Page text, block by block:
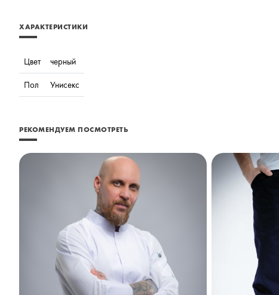
ХАРАКТЕРИСТИКИ
Цвет
черный
Пол
Унисекс
РЕКОМЕНДУЕМ ПОСМОТРЕТЬ